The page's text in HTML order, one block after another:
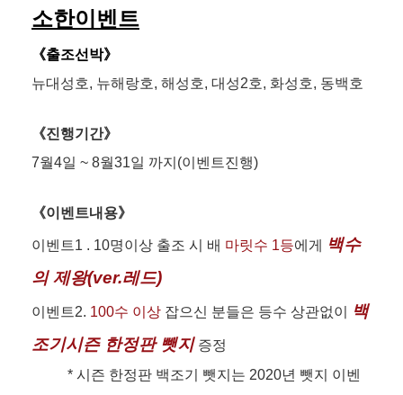
소한이벤트
《출조선박》
뉴대성호, 뉴해랑호, 해성호, 대성2호, 화성호, 동백호
《진행기간》
7월4일 ~ 8월31일 까지(이벤트진행)
《이벤트내용》
이벤트1 . 10명이상 출조 시 배 마릿수 1등에게
백수
의 제왕(ver.레드)
이벤트2. 100수 이상 잡으신 분들은 등수 상관없이
백
조기시즌 한정판 뺏지증정
* 시즌 한정판 백조기 뺏지는 2020년 뺏지 이벤